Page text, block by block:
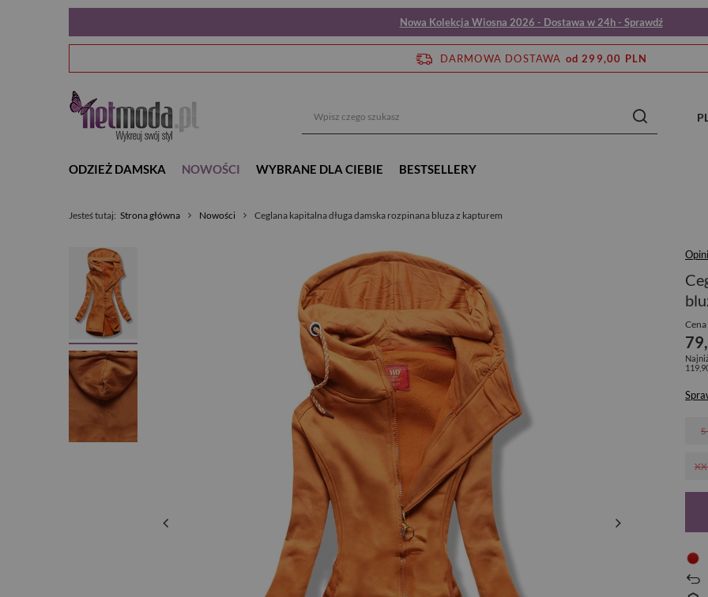
Nowa Kolekcja Wiosna 2026 - Dostawa w 24h - Sprawdź
DARMOWA DOSTAWA od 299,00 PLN
ODZIEŻ DAMSKA NOWOŚCI WYBRANE DLA CIEBIE BESTSELLERY
Jesteś tutaj: Strona główna Nowości Ceglana kapitalna długa damska rozpinana bluza z kapturem